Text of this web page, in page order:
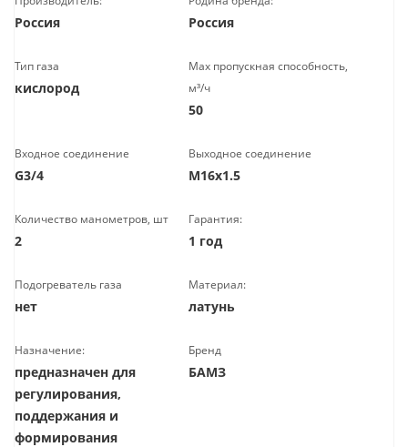
Россия Россия
Тип газа
кислород
Max пропускная способность,
м³/ч
50
Входное соединение
G3/4
Выходное соединение
М16х1.5
Количество манометров, шт
2
Гарантия:
1 год
Подогреватель газа
нет
Материал:
латунь
Назначение:
предназначен для
регулирования,
поддержания и
формирования
Бренд
БАМЗ